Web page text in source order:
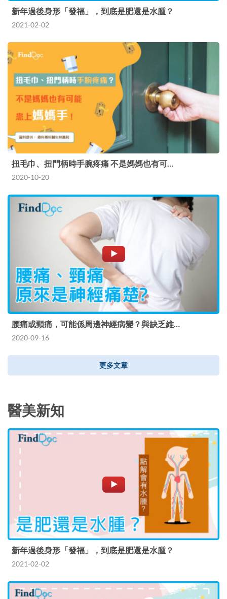
新年過後身形「發福」，到底是肥還是水腫？
2021-02-02
扭毛巾、扭門柄時手腕疼痛 不是媽媽也有可…
2020-10-20
腰痛或頸痛，可能係周邊神經病變？與缺乏維…
2020-09-16
更多文章
醫美新知
新年過後身形「發福」，到底是肥還是水腫？
2021-02-02